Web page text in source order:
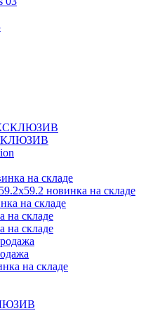
на складе
новинка на складе
на складе
на складе
на складе
на складе